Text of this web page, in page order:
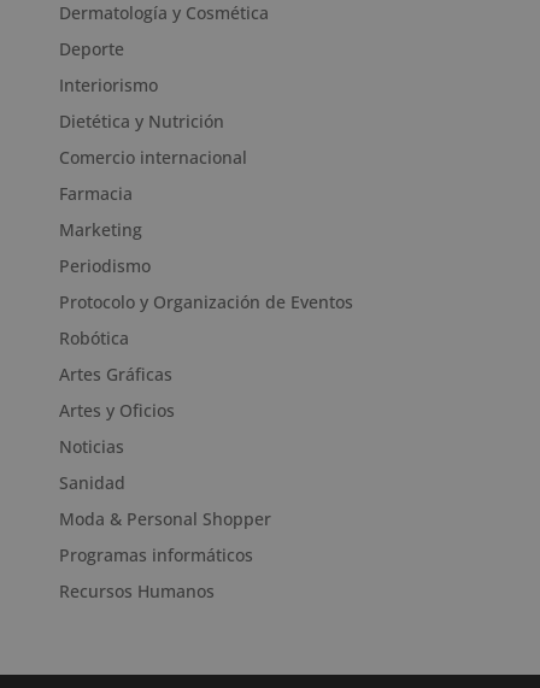
Dermatología y Cosmética
Deporte
Interiorismo
Dietética y Nutrición
Comercio internacional
Farmacia
Marketing
Periodismo
Protocolo y Organización de Eventos
Robótica
Artes Gráficas
Artes y Oficios
Noticias
Sanidad
Moda & Personal Shopper
Programas informáticos
Recursos Humanos